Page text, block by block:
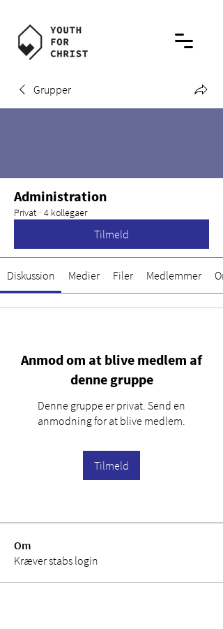
Grupper
Administration
Privat · 4 kollegaer
Tilmeld
Diskussion Medier Filer Medlemmer
Anmod om at blive medlem af
denne gruppe
Denne gruppe er privat. Send en
anmodning for at blive medlem.
Tilmeld
Om
Kræver stabs login